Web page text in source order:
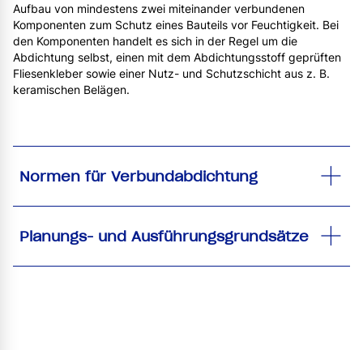
Aufbau von mindestens zwei miteinander verbundenen
Komponenten zum Schutz eines Bauteils vor Feuchtigkeit. Bei
den Komponenten handelt es sich in der Regel um die
Abdichtung selbst, einen mit dem Abdichtungsstoff geprüften
Fliesenkleber sowie einer Nutz- und Schutzschicht aus z. B.
keramischen Belägen.
Normen für Verbundabdichtung
Planungs- und Ausführungsgrundsätze